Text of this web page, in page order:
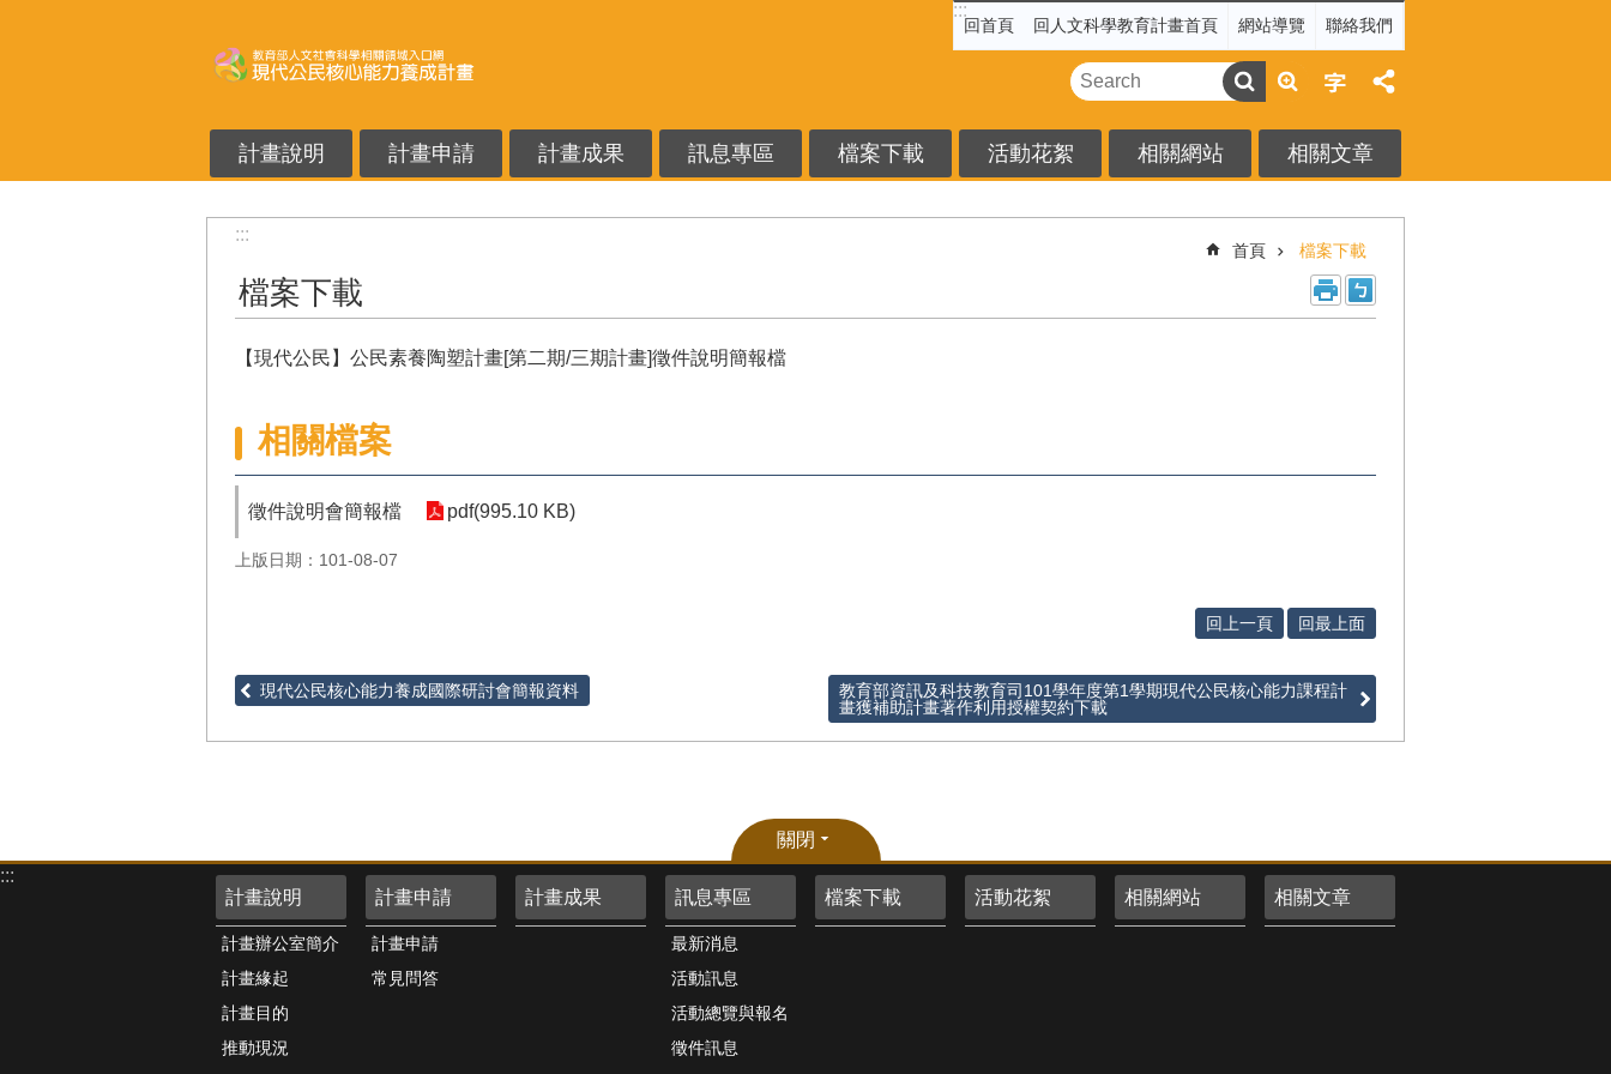
:::
回首頁 回人文科學教育計畫首頁 網站導覽 聯絡我們
計畫說明 計畫申請 計畫成果 訊息專區 檔案下載 活動花絮 相關網站 相關文章
:::
首頁 檔案下載
檔案下載
【現代公民】公民素養陶塑計畫[第二期/三期計畫]徵件說明簡報檔
相關檔案
徵件說明會簡報檔 pdf(995.10 KB)
上版日期：101-08-07
回上一頁 回最上面
現代公民核心能力養成國際研討會簡報資料
教育部資訊及科技教育司101學年度第1學期現代公民核心能力課程計
畫獲補助計畫著作利用授權契約下載
關閉
:::
計畫說明
計畫辦公室簡介
計畫緣起
計畫目的
推動現況
計畫申請
計畫申請
常見問答
計畫成果 訊息專區
最新消息
活動訊息
活動總覽與報名
徵件訊息
檔案下載 活動花絮 相關網站 相關文章